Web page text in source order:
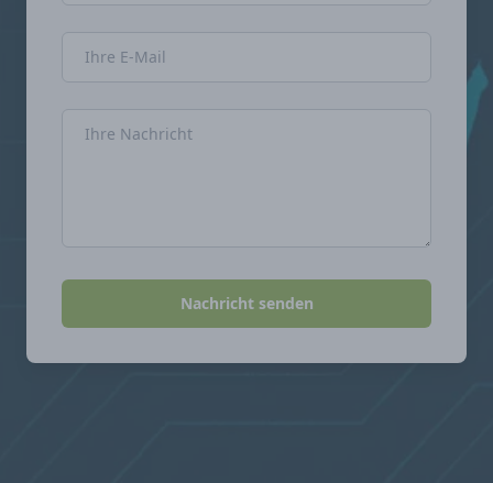
Nachricht senden